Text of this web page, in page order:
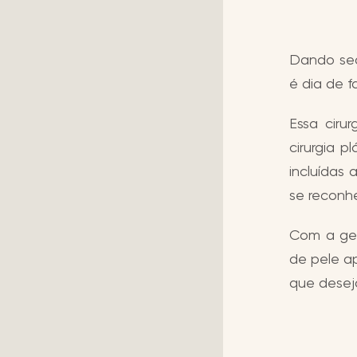
Dando
é dia de
Essa
cirurgia
incluídas
se
Com a
de pele
que